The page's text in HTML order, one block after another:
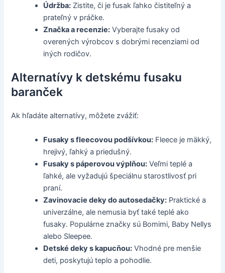
Údržba: Zistite, či je fusak ľahko čistiteľný a
prateľný v práčke.
Značka a recenzie: Vyberajte fusaky od
overených výrobcov s dobrými recenziami od
iných rodičov.
Alternatívy k detskému fusaku
baranček
Ak hľadáte alternatívy, môžete zvážiť:
Fusaky s fleecovou podšívkou: Fleece je mäkký,
hrejivý, ľahký a priedušný.
Fusaky s páperovou výplňou: Veľmi teplé a
ľahké, ale vyžadujú špeciálnu starostlivosť pri
praní.
Zavinovacie deky do autosedačky: Praktické a
univerzálne, ale nemusia byť také teplé ako
fusaky. Populárne značky sú Bomimi, Baby Nellys
alebo Sleepee.
Detské deky s kapucňou: Vhodné pre menšie
deti, poskytujú teplo a pohodlie.